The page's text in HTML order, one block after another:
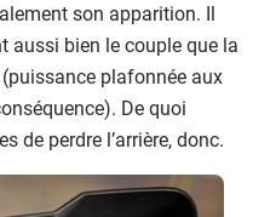
son apparition. Il
aussi bien le couple que la
(puissance plafonnée aux
De quoi
de perdre l’arrière, donc.